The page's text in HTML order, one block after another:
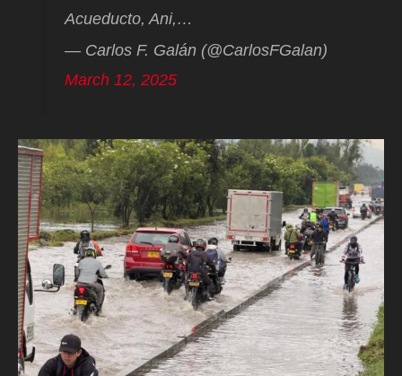
Acueducto, Ani,…
— Carlos F. Galán (@CarlosFGalan)
March 12, 2025